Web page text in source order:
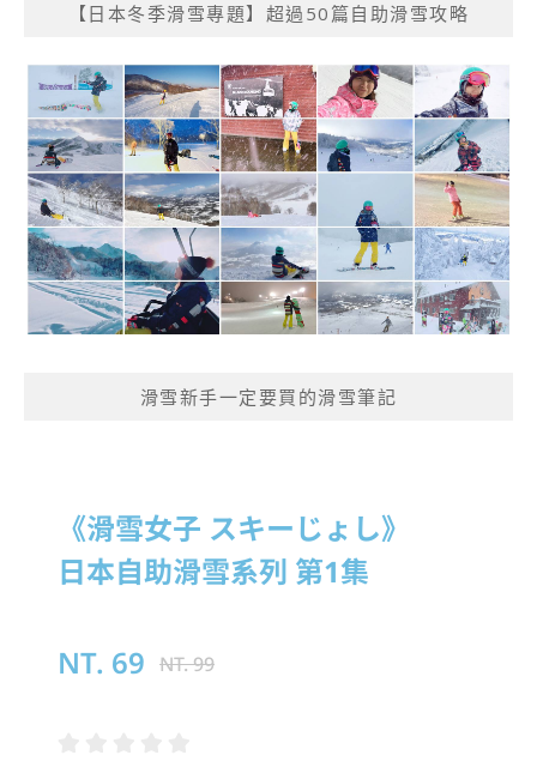
【日本冬季滑雪專題】超過50篇自助滑雪攻略
滑雪新手一定要買的滑雪筆記